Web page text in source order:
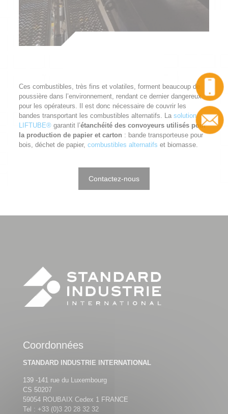
Ces combustibles, très fins et volatiles, forment beaucoup de
poussière dans l’environnement, rendant ce dernier dangereux
pour les opérateurs. Il est donc nécessaire de couvrir les
bandes transportant les combustibles alternatifs. La solution
LIFTUBE®garantit l’étanchéité des convoyeurs utilisés pour
la production de papier et carton : bande transporteuse pour
bois, déchet de papier, combustibles alternatifs et biomasse.
Contactez-nous
Coordonnées
STANDARD INDUSTRIE INTERNATIONAL
139 -141 rue du Luxembourg
CS 50207
59054 ROUBAIX Cedex 1 FRANCE
Tel : +33 (0)3 20 28 32 32
Contact